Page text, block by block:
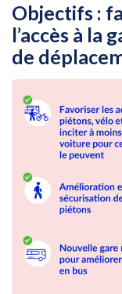
Objectifs :
l’accès à la
de